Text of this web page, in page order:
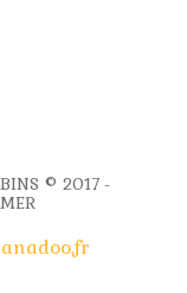
© 2017 -